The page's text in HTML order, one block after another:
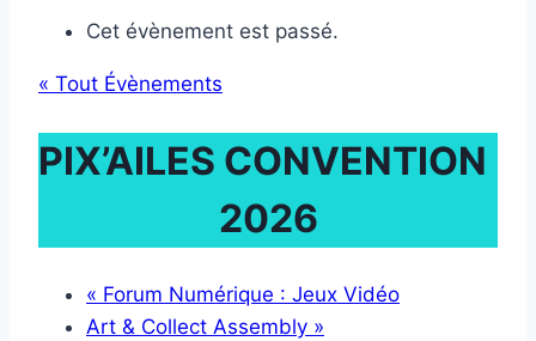
Cet évènement est passé.
« Tout Évènements
PIX’AILES CONVENTION
2026
« Forum Numérique : Jeux Vidéo
Art & Collect Assembly »